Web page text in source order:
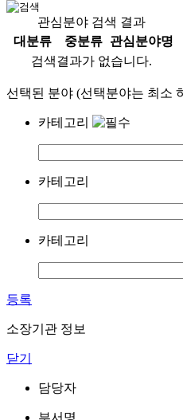
관심분야 검색 결과
대분류
중분류
관심분야명
검색결과가 없습니다.
선택된 분야 (선택분야는 최소
카테고리
카테고리
카테고리
등록
소장기관 정보
닫기
담당자
부서명